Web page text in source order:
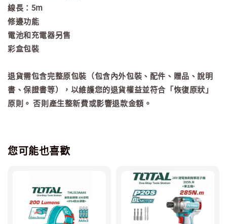
線長：5m
修邊功能
電池和充電器另售
彩盒包裝
退貨需包含完整原包裝（包含內外包裝、配件、贈品、說明
書、保證書等），以維護您的退貨權益並符合「恢復原狀」
原則。 否則產生整新費或影響退款金額。
您可能也喜歡